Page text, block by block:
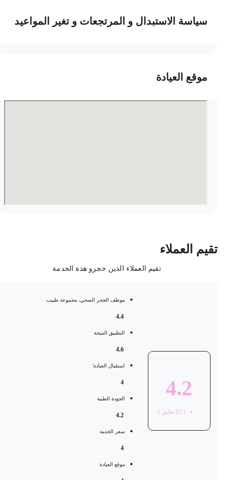
سياسة الاستبدال و المرتجعات و تغير المواعيد
موقع العيادة
العملاء
تقيم العملاء الذين حجزو هذة الخدمة
4.2
83 تعليق )
موظف الحجر الصحي، مجموعة طبيب
التطبيق النتيجة
استقبال العيادة'
الجودة الطبية
سعر الخدمة
موقع العيادة